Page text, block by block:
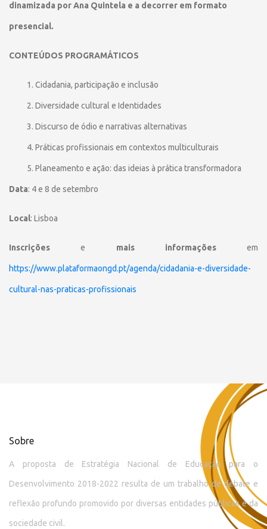
dinamizada por Ana Quintela e a decorrer em formato
presencial.
CONTEÚDOS PROGRAMÁTICOS
1. Cidadania, participação e inclusão
2. Diversidade cultural e Identidades
3. Discurso de ódio e narrativas alternativas
4. Práticas profissionais em contextos multiculturais
5. Planeamento e ação: das ideias à prática transformadora
Data: 4 e 8 de setembro
Local: Lisboa
Inscrições e mais informaçõesem
https://www.plataformaongd.pt/agenda/cidadania-e-diversidade-
cultural-nas-praticas-profissionais
Sobre
A proposta de Estratégia Nacional de Educação para o
Desenvolvimento 2018-2022 resulta de um trabalho de debate e
reflexão profundo promovido por diversas entidades públicas e da
sociedade civil.